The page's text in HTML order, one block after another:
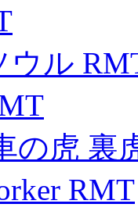
ウル
の虎 裏
RMT